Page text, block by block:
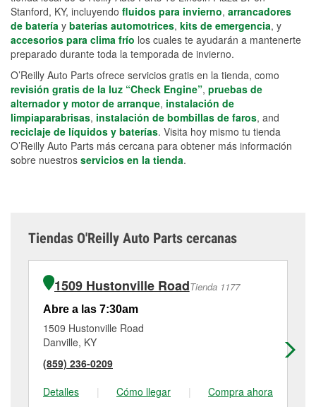
Stanford, KY, incluyendo fluidos para invierno, arrancadores
de batería y baterías automotrices, kits de emergencia, y
accesorios para clima frío los cuales te ayudarán a mantenerte
preparado durante toda la temporada de invierno.
O’Reilly Auto Parts ofrece servicios gratis en la tienda, como
revisión gratis de la luz “Check Engine”, pruebas de
alternador y motor de arranque, instalación de
limpiaparabrisas, instalación de bombillas de faros, and
reciclaje de líquidos y baterías. Visita hoy mismo tu tienda
O’Reilly Auto Parts más cercana para obtener más información
sobre nuestros servicios en la tienda.
Tiendas O'Reilly Auto Parts cercanas
1509 Hustonville RoadTienda 1177
Abre a las 7:30am
1509 Hustonville Road
Danville, KY
(859) 236-0209
Detalles
| Cómo llegar | Compra ahora